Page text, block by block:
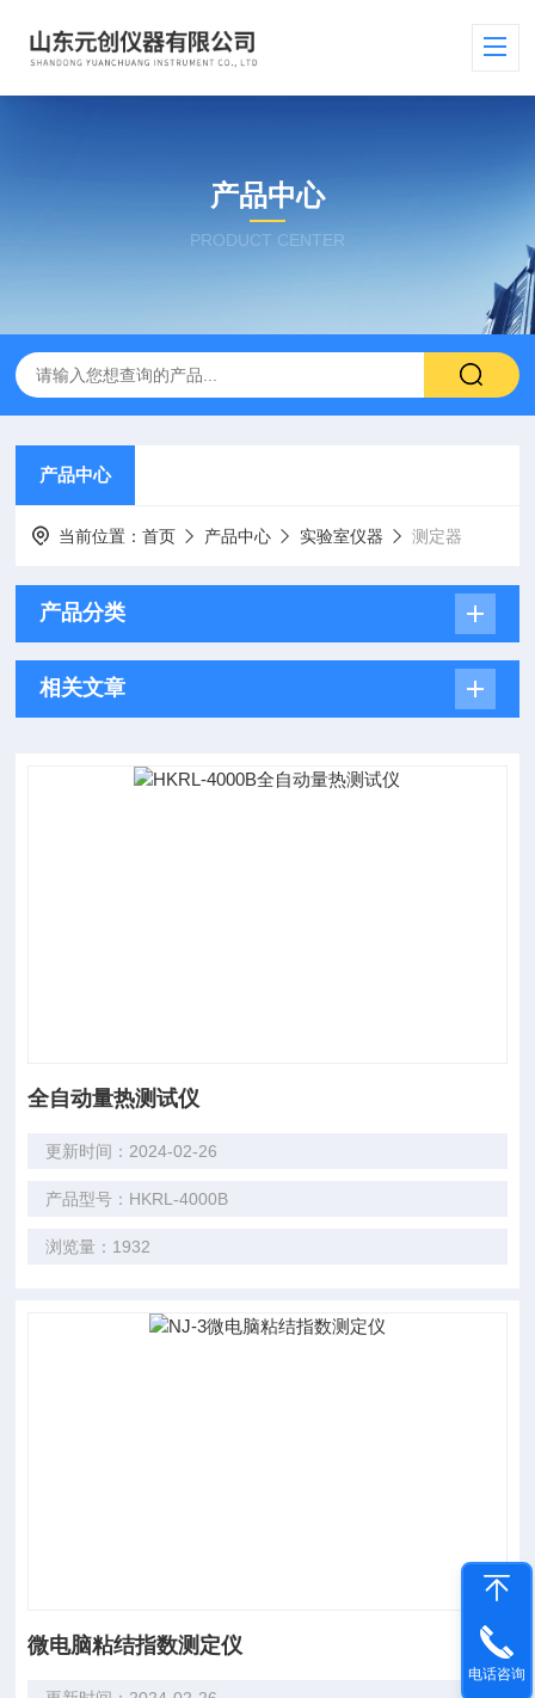
产品中心
PRODUCT CENTER
产品中心
当前位置：首页 产品中心 实验室仪器 测定器
产品分类
相关文章
全自动量热测试仪
更新时间：2024-02-26
产品型号：HKRL-4000B
浏览量：1932
微电脑粘结指数测定仪
电话咨询